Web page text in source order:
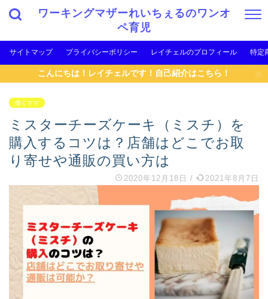
ワーキングマザーれいちぇるのワンオ
ペ育児
サイトマップ プライバシーポリシー レイチェルのプロフィール 特定
こんにちは！レイチェルです！自己紹介はこちら！
働くママ
ミスターチーズケーキ（ミスチ）を
購入するコツは？店舗はどこでお取
り寄せや通販の買い方は
2020年12月18日 / 2021年8月7日